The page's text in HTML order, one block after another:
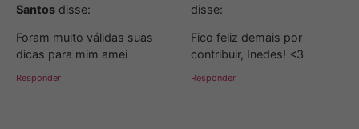
Santos disse:
Foram muito válidas suas
dicas para mim amei
Responder
disse:
Fico feliz demais por
contribuir, Inedes! <3
Responder